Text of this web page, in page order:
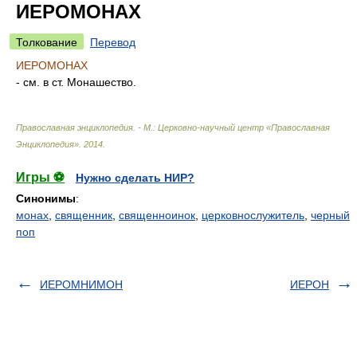
ИЕРОМОНАХ
Толкование
Перевод
ИЕРОМОНАХ
- см. в ст. Монашество.
Православная энциклопедия. - М.: Церковно-научный центр «Православная
Энциклопедия» 2014
Игры ⚽
Нужно сделать НИР?
Синонимы:
монах священник священноинок церковнослужитель черный
поп
ИЕРОМНИМОН ИЕРОН